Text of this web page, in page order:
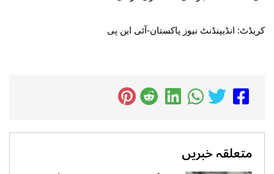
کریڈٹ: انڈیپنڈنٹ نیوز پاکستان-آئی این پی
متعلقہ خبریں